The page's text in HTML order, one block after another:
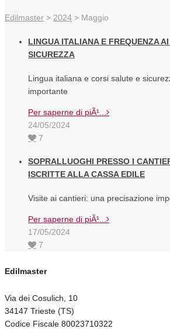
Edilmaster > 2024 > Maggio
LINGUA ITALIANA E FREQUENZA
SICUREZZA
Lingua italiana e corsi salute e
importante
Per saperne di piÃ¹...
24/05/2024
7
SOPRALLUOGHI PRESSO I
ISCRITTE ALLA CASSA EDILE
Visite ai cantieri: una precisazione
Per saperne di piÃ¹...
17/05/2024
7
Edilmaster
Via dei Cosulich, 10
34147 Trieste (TS)
Codice Fiscale 80023710322